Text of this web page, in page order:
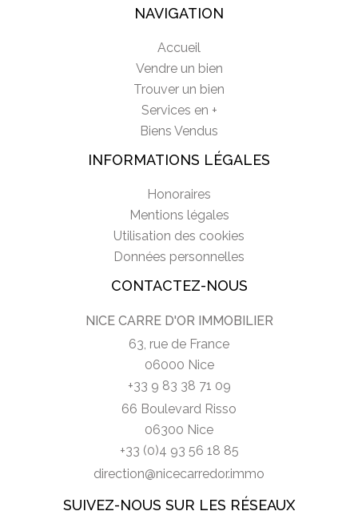
NAVIGATION
Accueil
Vendre un bien
Trouver un bien
Services en +
Biens Vendus
INFORMATIONS LÉGALES
Honoraires
Mentions légales
Utilisation des cookies
Données personnelles
CONTACTEZ-NOUS
NICE CARRE D'OR IMMOBILIER
63, rue de France
06000 Nice
+33 9 83 38 71 09
66 Boulevard Risso
06300 Nice
+33 (0)4 93 56 18 85
direction@nicecarredor.immo
SUIVEZ-NOUS SUR LES RÉSEAUX